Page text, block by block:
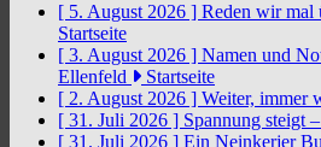
[ 5. August 2026 ] Reden wir mal
Startseite
[ 3. August 2026 ] Namen und
Ellenfeld
Startseite
[ 2. August 2026 ] Weiter, immer
[ 31. Juli 2026 ] Spannung steigt
[ 31. Juli 2026 ] Ein Neinkerjer